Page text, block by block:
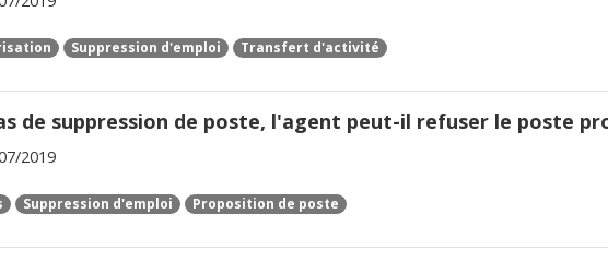
Suppression d'emploi Transfert d'activité
de suppression de poste, l'agent peut-il refuser le poste
2019
Suppression d'emploi Proposition de poste